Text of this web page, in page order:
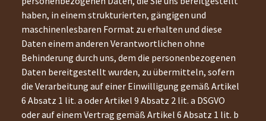
haben, in einem strukturierten, gängigen und
maschinenlesbaren Format zu erhalten und diese
Daten einem anderen Verantwortlichen ohne
Behinderung durch uns, dem die personenbezogenen
Daten bereitgestellt wurden, zu übermitteln, sofern
die Verarbeitung auf einer Einwilligung gemäß Artikel
6 Absatz 1 lit. a oder Artikel 9 Absatz 2 lit. a DSGVO
oder auf einem Vertrag gemäß Artikel 6 Absatz 1 lit. b